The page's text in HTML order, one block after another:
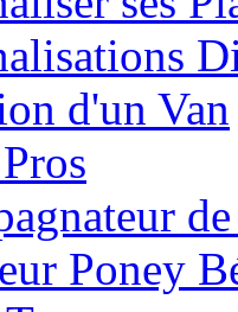
d'un Van
Poney